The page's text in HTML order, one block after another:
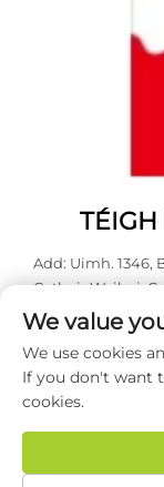
Add: Uimh. 1346,
Cathair Weihai,
Teil: 0631 5900466
Ríomhphost:
Ceartchóiriú ©
ceart ar
We value
We use cookies
If you don't want
cookies.